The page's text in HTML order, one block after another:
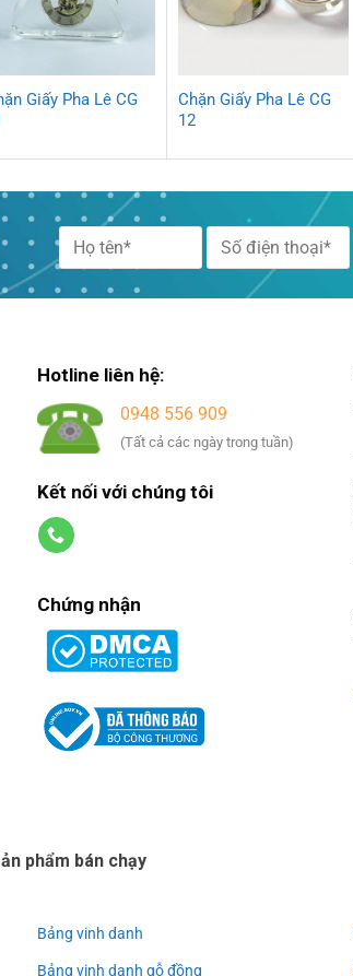
Giấy Pha Lê CG
Chặn Giấy Pha Lê CG
12
Alternative:
Hotline liên hệ:
0948 556 909
(Tất cả các ngày trong tuần)
Kết nối với chúng tôi
Chứng nhận
phẩm bán chạy
Bảng vinh danh
Bảng vinh danh gỗ đồng